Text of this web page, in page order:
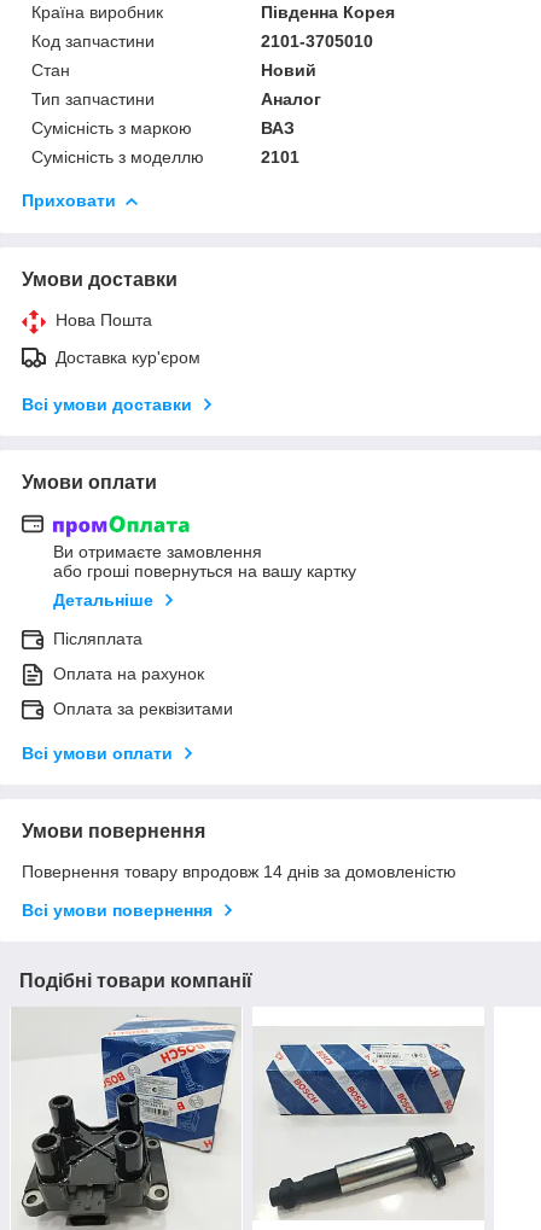
Країна виробник
Південна Корея
Код запчастини
2101-3705010
Стан
Новий
Тип запчастини
Аналог
Сумісність з маркою
ВАЗ
Сумісність з моделлю
2101
Приховати
Умови доставки
Нова Пошта
Доставка кур'єром
Всі умови доставки
Умови оплати
Ви отримаєте замовлення
або гроші повернуться на вашу картку
Детальніше
Післяплата
Оплата на рахунок
Оплата за реквізитами
Всі умови оплати
Умови повернення
Повернення товару впродовж 14 днів за домовленістю
Всі умови повернення
Подібні товари компанії